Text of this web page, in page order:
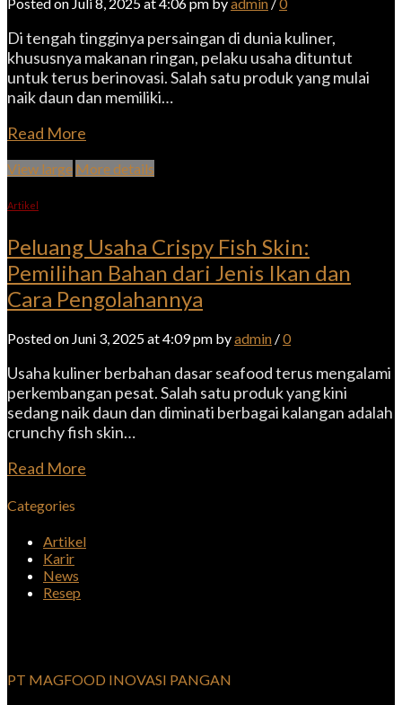
Di tengah tingginya persaingan di dunia kuliner,
khususnya makanan ringan, pelaku usaha dituntut
untuk terus berinovasi. Salah satu produk yang mulai
naik daun dan memiliki…
Read More
View large More details
Artikel
Peluang Usaha Crispy Fish Skin:
Pemilihan Bahan dari Jenis Ikan dan
Cara Pengolahannya
Posted on Juni 3, 2025 at 4:09 pm byadmin /0
Usaha kuliner berbahan dasar seafood terus mengalami
perkembangan pesat. Salah satu produk yang kini
sedang naik daun dan diminati berbagai kalangan adalah
crunchy fish skin…
Read More
Categories
Artikel
Karir
News
Resep
PT MAGFOOD INOVASI PANGAN